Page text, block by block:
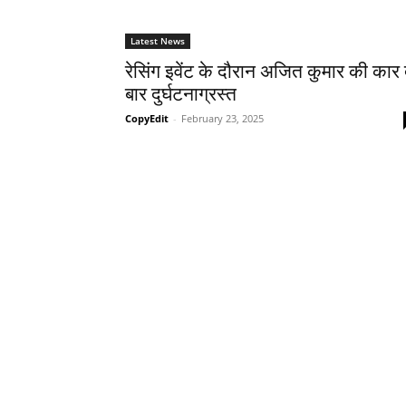
Latest News
रेसिंग इवेंट के दौरान अजित कुमार की कार
बार दुर्घटनाग्रस्त
CopyEdit - February 23, 2025